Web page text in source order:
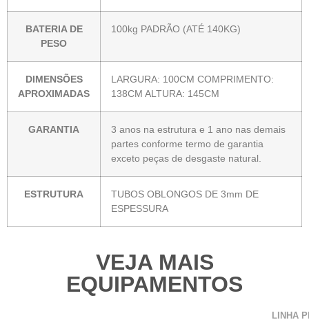
BATERIA DE
PESO
100kg PADRÃO (ATÉ 140KG)
DIMENSÕES
APROXIMADAS
LARGURA: 100CM COMPRIMENTO:
138CM ALTURA: 145CM
GARANTIA
3 anos na estrutura e 1 ano nas demais
partes conforme termo de garantia
exceto peças de desgaste natural.
ESTRUTURA
TUBOS OBLONGOS DE 3mm DE
ESPESSURA
VEJA MAIS
EQUIPAMENTOS
LINHA